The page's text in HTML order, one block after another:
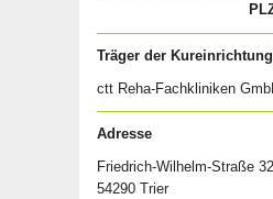
Träger der Kureinrichtung
ctt Reha-Fachkliniken
Adresse
Friedrich-Wilhelm-Straße 32
54290 Trier